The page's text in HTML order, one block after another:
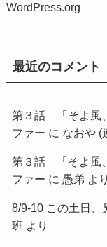
WordPress.org
最近のコメント
第３話 「そよ風
ファー に なおや (
第３話 「そよ風
ファー に 愚弟 より
8/9-10 この土日、
班 より